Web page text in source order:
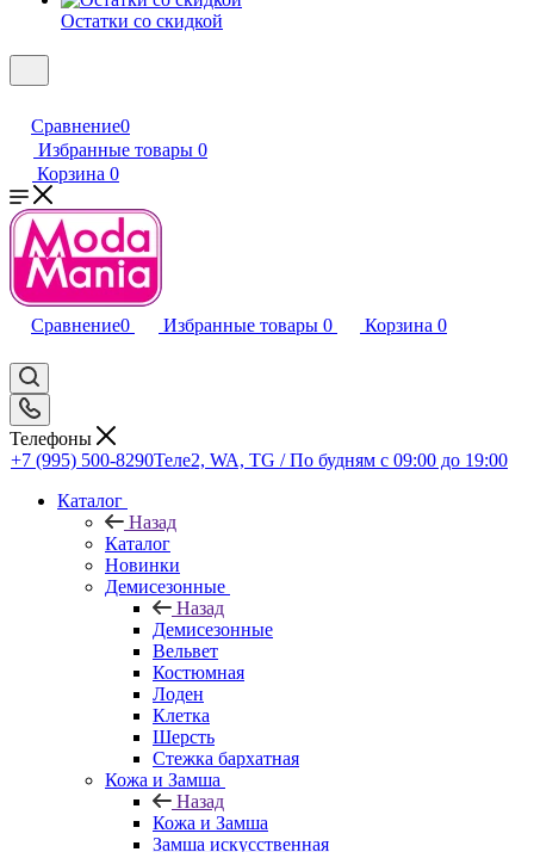
Остатки со скидкой
Сравнение0
Избранные товары 0
Корзина 0
Сравнение0 Избранные товары 0 Корзина 0
Телефоны
+7 (995) 500-8290Теле2, WA, TG / По будням c 09:00 до 19:00
Каталог
Назад
Каталог
Новинки
Демисезонные
Назад
Демисезонные
Вельвет
Костюмная
Лоден
Клетка
Шерсть
Стежка бархатная
Кожа и Замша
Назад
Кожа и Замша
Замша искусственная